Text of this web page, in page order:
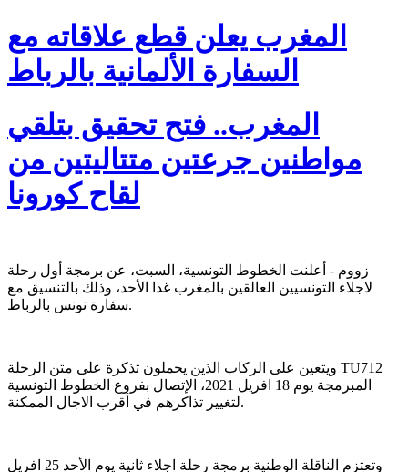
المغرب يعلن قطع علاقاته مع
السفارة الألمانية بالرباط
المغرب.. فتح تحقيق بتلقي
مواطنين جرعتين متتاليتين من
لقاح كورونا
زووم - أعلنت الخطوط التونسية، السبت، عن برمجة أول رحلة
لاجلاء التونسيين العالقين بالمغرب غدا الأحد، وذلك بالتنسيق مع
سفارة تونس بالرباط.
ويتعين على الركاب الذين يحملون تذكرة على متن الرحلة TU712
المبرمجة يوم 18 افريل 2021، الإتصال بفروع الخطوط التونسية
لتغيير تذاكرهم في أقرب الاجال الممكنة.
وتعتزم الناقلة الوطنية برمجة رحلة اجلاء ثانية يوم الأحد 25 افريل